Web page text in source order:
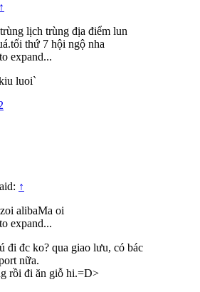
↑
lịch trùng địa điểm lun
thứ 7 hội ngộ nha
expand...
luoi`
↑
alibaMa oi
expand...
đi đc ko? qua giao lưu, có bác
nữa.
rồi đi ăn giỗ hi.=D>